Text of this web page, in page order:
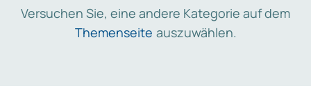
Versuchen Sie, eine andere Kategorie auf dem
Themenseite auszuwählen.